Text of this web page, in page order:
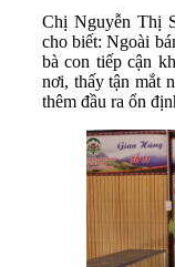
Chị Nguyễn Thị
cho biết: Ngoài
bà con tiếp cận
nơi, thấy tận mắt
thêm đầu ra ổn